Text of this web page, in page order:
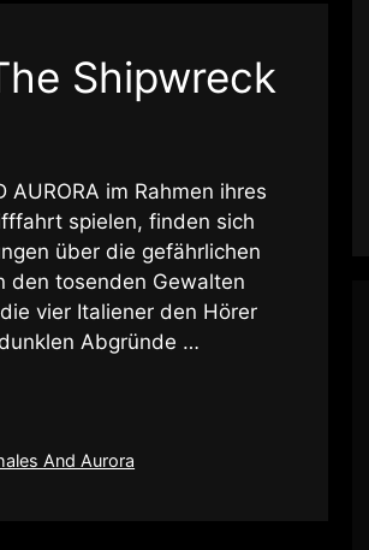
Shipwreck
im Rahmen ihres
spielen, finden sich
über die gefährlichen
den tosenden Gewalten
vier Italiener den Hörer
Abgründe …
And Aurora